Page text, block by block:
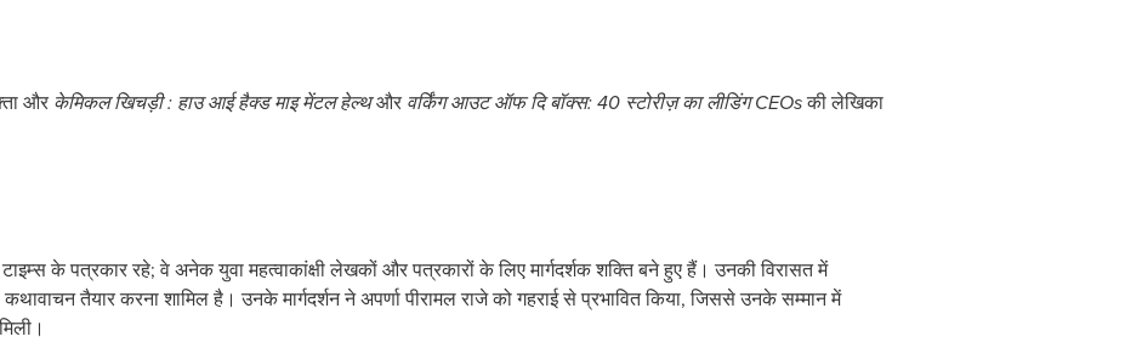
और केमिकल खि‍चड़ी : हाउ आई हैक्‍ड माइ मेंटल हेल्‍थऔर वर्किंग आउट ऑफ दि‍ बॉक्‍स:40स्‍टोरीज़ का लीडिंगCEOsकी लेखिका
के पत्रकार रहे; वे अनेक युवा महत्वाकांक्षी लेखकों और पत्रकारों के लिए मार्गदर्शक शक्ति बने हुए हैं। उनकी विरासत में
कथावाचन तैयार करना शामिल है। उनके मार्गदर्शन ने अपर्णा पीरामल राजे को गहराई से प्रभावित किया, जिससे उनके सम्मान में